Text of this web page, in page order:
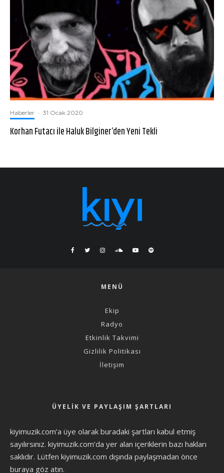
Haberler · 31 Ocak 2020
Korhan Futacı ile Haluk Bilginer’den Yeni Tekli
MENÜ
Ekip
Radyo
Etkinlik Takvimi
Gizlilik Politikası
İletişim
ÜYELIK VE PAYLAŞIM ŞARTLARI
kiyimuzik.com’a üye olarak buradaki şartları kabul etmiş
sayılırsınız. kiyimuzik.com’da yer alan içeriklerin bazı hakları
saklıdır. Lütfen kiyimuzik.com dışında paylaşmadan önce
buraya göz atın.